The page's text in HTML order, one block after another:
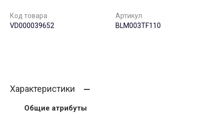
Код товара
VD000039652
Артикул
BLM003TF110
Характеристики
Общие атрибуты